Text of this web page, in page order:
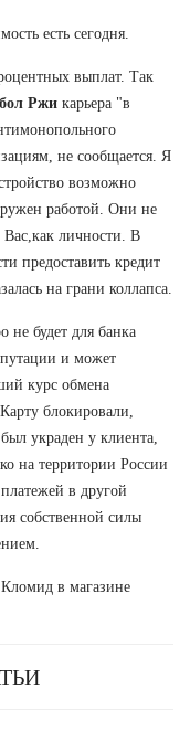
есть сегодня.
выплат. Так
Ржи карьера "в
не сообщается. Я
возможно
работой. Они не
Вас,как личности. В
предоставить кредит
на грани коллапса.
не будет для банка
и может
курс обмена
блокировали,
украден у клиента,
на территории России
в другой
собственной силы
в магазине